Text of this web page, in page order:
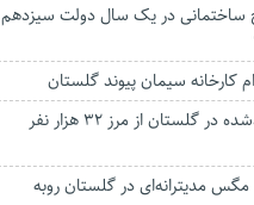
ساختمانی در یک سال دولت سیزدهم
کارخانه سیمان پیوند گلستان
اشتغال ایجادشده در گلستان از مرز ۳۲ هزار نفر
مدیترانه‌ای در گلستان روبه